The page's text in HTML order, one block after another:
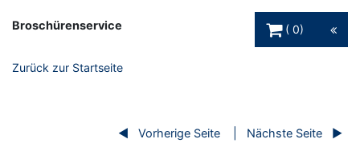
Broschürenservice
0
Zurück zur Startseite
Vorherige Seite Nächste Seite